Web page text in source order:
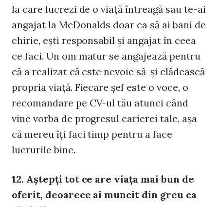
la care lucrezi de o viaţă întreagă sau te-ai
angajat la McDonalds doar ca să ai bani de
chirie, eşti responsabil şi angajat în ceea
ce faci. Un om matur se angajează pentru
că a realizat că este nevoie să-şi clădească
propria viaţă. Fiecare şef este o voce, o
recomandare pe CV-ul tău atunci când
vine vorba de progresul carierei tale, aşa
că mereu îţi faci timp pentru a face
lucrurile bine.
12. Aştepţi tot ce are viaţa mai bun de
oferit, deoarece ai muncit din greu ca